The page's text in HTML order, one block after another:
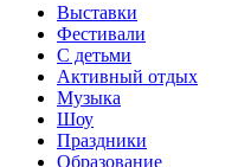
Выставки
Фестивали
С детьми
Активный отдых
Музыка
Шоу
Праздники
Образование